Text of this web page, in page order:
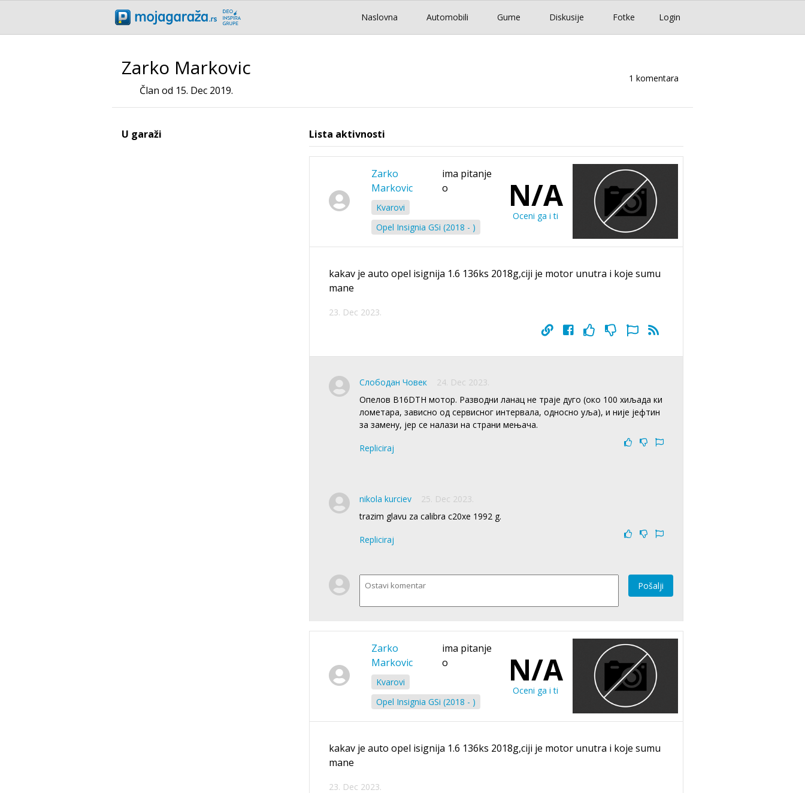
Login
Naslovna Automobili Gume Diskusije Fotke
Zarko Markovic
Član od 15. Dec 2019.
1 komentara
U garaži Lista aktivnosti
Zarko
Markovic
ima pitanje
o
Kvarovi
Opel Insignia GSi (2018 - )
N/A
Oceni ga i ti
kakav je auto opel isignija 1.6 136ks 2018g,ciji je motor unutra i koje sumu
mane
23. Dec 2023.
Слободан Човек
24. Dec 2023.
Опелов B16DTH мотор. Разводни ланац не траје дуго (око 100 хиљада ки
лометара, зависно од сервисног интервала, односно уља), и није јефтин
за замену, јер се налази на страни мењача.
Repliciraj
nikola kurciev
25. Dec 2023.
trazim glavu za calibra c20xe 1992 g.
Repliciraj
Pošalji
Zarko
Markovic
ima pitanje
o
Kvarovi
Opel Insignia GSi (2018 - )
N/A
Oceni ga i ti
kakav je auto opel isignija 1.6 136ks 2018g,ciji je motor unutra i koje sumu
mane
23. Dec 2023.